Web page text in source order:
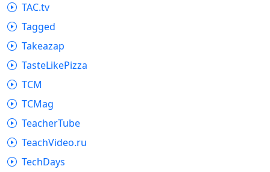
TAC.tv
Tagged
Takeazap
TasteLikePizza
TCM
TCMag
TeacherTube
TeachVideo.ru
TechDays